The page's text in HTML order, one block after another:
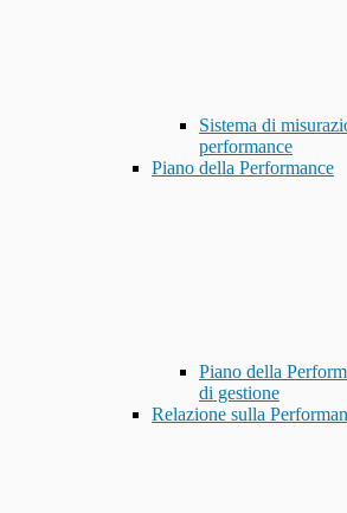
Sistema di
performance
Piano della Performance
Piano della
di gestione
Relazione sulla